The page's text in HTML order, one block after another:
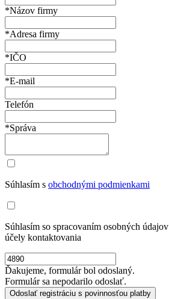
*Názov firmy
*Adresa firmy
*IČO
*E-mail
Telefón
*Správa
Súhlasím s obchodnými podmienkami
Súhlasím so spracovaním osobných údajov
účely kontaktovania
Ďakujeme, formulár bol odoslaný.
Formulár sa nepodarilo odoslať.